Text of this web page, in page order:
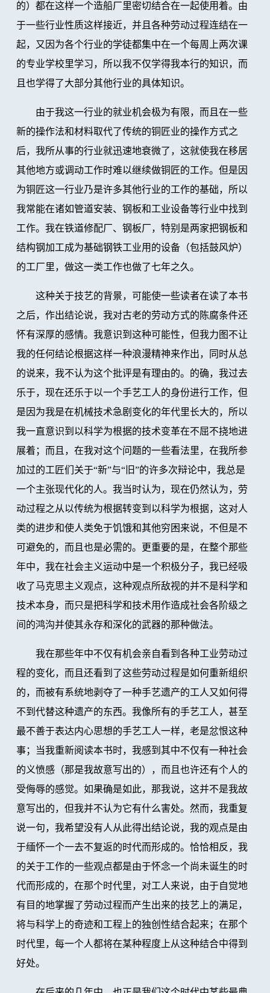
的）都在这样一个造船厂里密切结合在一起使用着。由
于一些行业性质这样接近，并且各种劳动过程连结在一
起，又因为各个行业的学徒都集中在一个每周上两次课
的专业学校里学习，所以我不仅学得我本行的知识，而
且也学得了大部分其他行业的具体知识。
由于我这一行业的就业机会极为有限，而且在一些
新的操作法和材料取代了传统的铜匠业的操作方式之
后，我所从事的行业就迅速地衰微了，这就使我在移居
其他地方或调动工作时难以继续做铜匠的工作。但是因
为铜匠这一行业乃是许多其他行业的工作的基础，所以
我常能在诸如管道安装、钢板和工业设备等行业中找到
工作。我在铁道修配厂、钢板厂，特别是两家把钢板和
结构钢加工成为基础钢铁工业用的设备（包括鼓风炉）
的工厂里，做这一类工作也做了七年之久。
这种关于技艺的背景，可能使一些读者在读了本书
之后，作出结论说，我对古老的劳动方式的陈腐条件还
怀有深厚的感情。我意识到这种可能性，但我力图不让
我的任何结论根据这样一种浪漫精神来作出，同时从总
的说来，我不认为这个批评是有理由的。的确，我过去
乐于，现在还乐于以一个手艺工人的身份进行工作，但
是因为我是在机械技术急剧变化的年代里长大的，所以
我一直意识到以科学为根据的技术变革在不屈不挠地进
展着；而且，在我对这个问题的一些看法里，在我所参
加过的工匠们关于“新”与“旧”的许多次辩论中，我总是
一个主张现代化的人。我当时认为，现在仍然认为，劳
动过程之从以传统为根据转变到以科学为根据，这对人
类的进步和使人类免于饥饿和其他穷困来说，不但是不
可避免的，而且也是必需的。更重要的是，在整个那些
年中，我在社会主义运动中是一个积极分子，我已经吸
收了马克思主义观点，这种观点所敌视的并不是科学和
技术本身，而只是把科学和技术用作造成社会各阶级之
间的鸿沟并使其永存和深化的武器的那种做法。
我在那些年中不仅有机会亲自看到各种工业劳动过
程的变化，而且还看到了这些劳动过程是如何重新组织
的，而被有系统地剥夺了一种手艺遗产的工人又如何得
不到代替这种遗产的东西。我像所有的手艺工人，甚至
最不善于表达内心思想的手艺工人一样，老是忿恨这种
事；当我重新阅读本书时，我感到其中不仅有一种社会
的义愤感（那是我故意写出的），而且也许还有个人的
受侮辱的感觉。如果确是如此，那我说，这并不是我故
意写出的，但我并不认为它有什么害处。然而，我重复
说一句，我希望没有人从此得出结论说，我的观点是由
于缅怀一个一去不复返的时代而形成的。恰恰相反，我
的关于工作的一些观点都是由于怀念一个尚未诞生的时
代而形成的，在那个时代里，对工人来说，由于自觉地
有目的地掌握了劳动过程而产生出来的技艺上的满足，
将与科学上的奇迹和工程上的独创性结合起来；在那个
时代里，每一个人都将在某种程度上从这种结合中得到
好处。